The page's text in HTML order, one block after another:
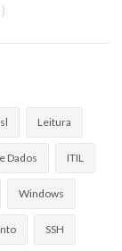
Leitura
Dados ITIL
Windows
SSH